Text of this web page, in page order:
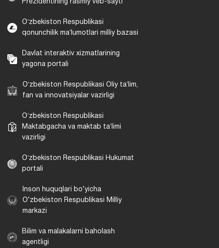
Prezidentining rasmiy veb-sayti
Oʻzbekiston Respublikasi
qonunchilik maʼlumotlari milliy bazasi
Davlat interaktiv xizmatlarining
yagona portali
Oʻzbekiston Respublikasi Oliy taʼlim,
fan va innovatsiyalar vazirligi
Oʻzbekiston Respublikasi
Maktabgacha va maktab taʼlimi
vazirligi
Oʻzbekiston Respublikasi Hukumat
portali
Inson huquqlari bo‘yicha
O‘zbekiston Respublikasi Milliy
markazi
Bilim va malakalarni baholash
agentligi